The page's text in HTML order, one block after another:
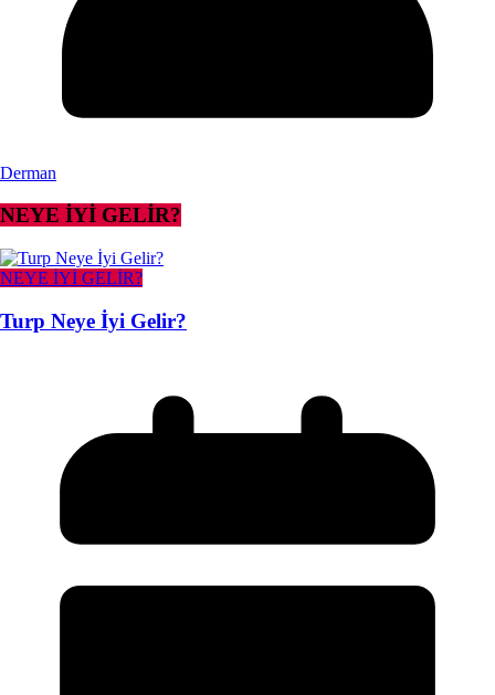
Derman
NEYE İYİ GELİR?
NEYE İYİ GELİR?
Turp Neye İyi Gelir?